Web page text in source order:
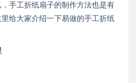
手工折纸扇子的制作方法也是有
给大家介绍一下易做的手工折纸